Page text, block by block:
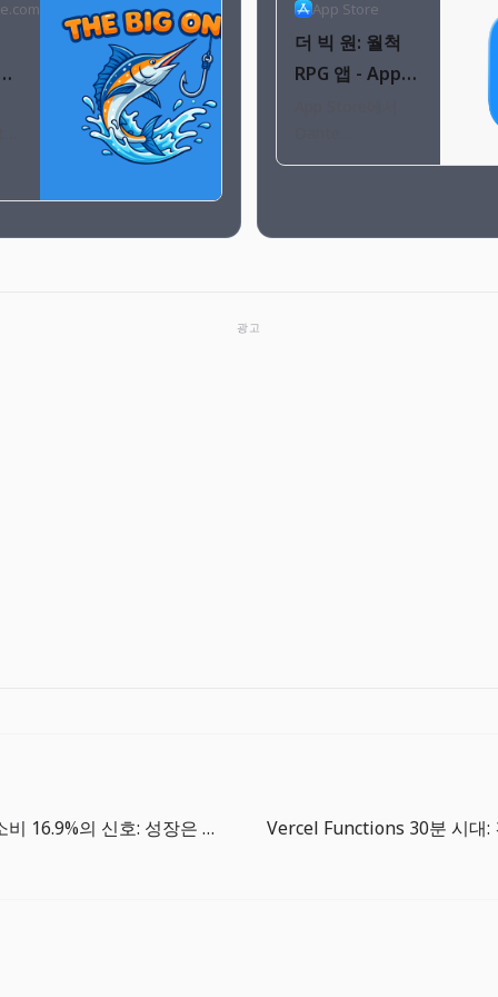
App Store
더 빅 원: 월척
RPG 앱 - App
Company의 더 빅
스크린샷, 평가 및
광고
미국 온라인 소비 16.9%의 신호: 성장은 맞지만 가격 착시를 빼고 봐야 한다